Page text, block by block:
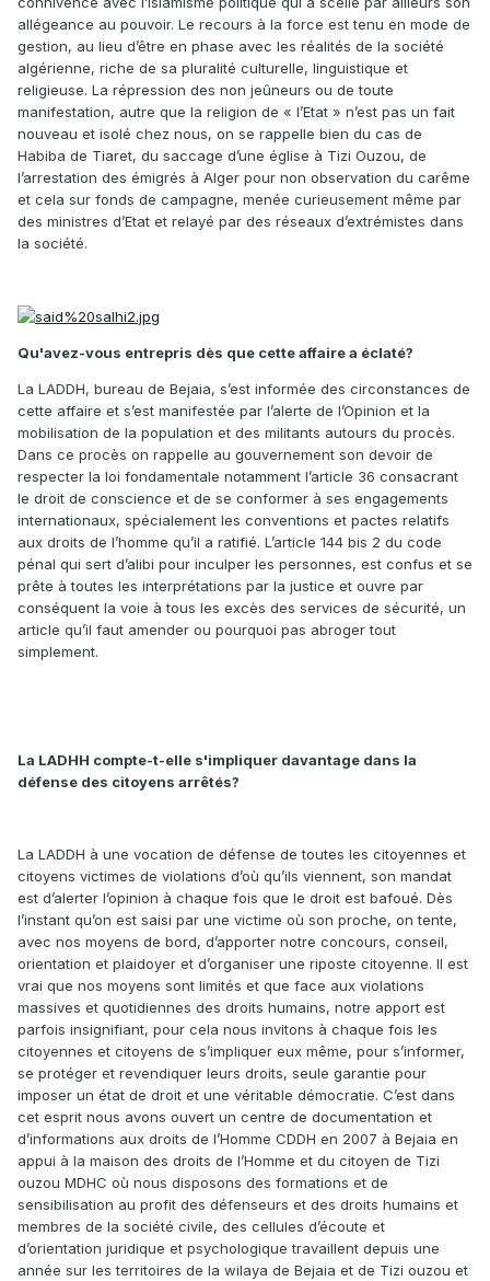
allégeance au pouvoir. Le recours à la force est tenu en mode de
gestion, au lieu d’être en phase avec les réalités de la société
algérienne, riche de sa pluralité culturelle, linguistique et
religieuse. La répression des non jeûneurs ou de toute
manifestation, autre que la religion de « l’Etat » n’est pas un fait
nouveau et isolé chez nous, on se rappelle bien du cas de
Habiba de Tiaret, du saccage d’une église à Tizi Ouzou, de
l’arrestation des émigrés à Alger pour non observation du carême
et cela sur fonds de campagne, menée curieusement même par
des ministres d’Etat et relayé par des réseaux d’extrémistes dans
la société.
Qu'avez-vous entrepris dès que cette affaire a éclaté?
La LADDH, bureau de Bejaia, s’est informée des circonstances de
cette affaire et s’est manifestée par l’alerte de l’Opinion et la
mobilisation de la population et des militants autours du procès.
Dans ce procès on rappelle au gouvernement son devoir de
respecter la loi fondamentale notamment l’article 36 consacrant
le droit de conscience et de se conformer à ses engagements
internationaux, spécialement les conventions et pactes relatifs
aux droits de l’homme qu’il a ratifié. L’article 144 bis 2 du code
pénal qui sert d’alibi pour inculper les personnes, est confus et se
prête à toutes les interprétations par la justice et ouvre par
conséquent la voie à tous les excès des services de sécurité, un
article qu’il faut amender ou pourquoi pas abroger tout
simplement.
La LADHH compte-t-elle s'impliquer davantage dans la
défense des citoyens arrêtés?
La LADDH à une vocation de défense de toutes les citoyennes et
citoyens victimes de violations d’où qu’ils viennent, son mandat
est d’alerter l’opinion à chaque fois que le droit est bafoué. Dès
l’instant qu’on est saisi par une victime où son proche, on tente,
avec nos moyens de bord, d’apporter notre concours, conseil,
orientation et plaidoyer et d’organiser une riposte citoyenne. Il est
vrai que nos moyens sont limités et que face aux violations
massives et quotidiennes des droits humains, notre apport est
parfois insignifiant, pour cela nous invitons à chaque fois les
citoyennes et citoyens de s’impliquer eux même, pour s’informer,
se protéger et revendiquer leurs droits, seule garantie pour
imposer un état de droit et une véritable démocratie. C’est dans
cet esprit nous avons ouvert un centre de documentation et
d’informations aux droits de l’Homme CDDH en 2007 à Bejaia en
appui à la maison des droits de l’Homme et du citoyen de Tizi
ouzou MDHC où nous disposons des formations et de
sensibilisation au profit des défenseurs et des droits humains et
membres de la société civile, des cellules d’écoute et
d’orientation juridique et psychologique travaillent depuis une
année sur les territoires de la wilaya de Bejaia et de Tizi ouzou et